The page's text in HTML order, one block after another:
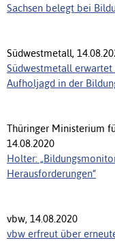
Sachsen belegt bei
Südwestmetall,
Südwestmetall
Aufholjagd in der
Thüringer Ministerium
14.08.2020
Holter:
Herausforderungen“
vbw, 14.08.2020
vbw erfreut über